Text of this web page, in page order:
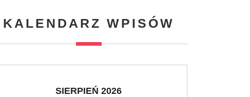
KALENDARZ WPISÓW
SIERPIEŃ 2026